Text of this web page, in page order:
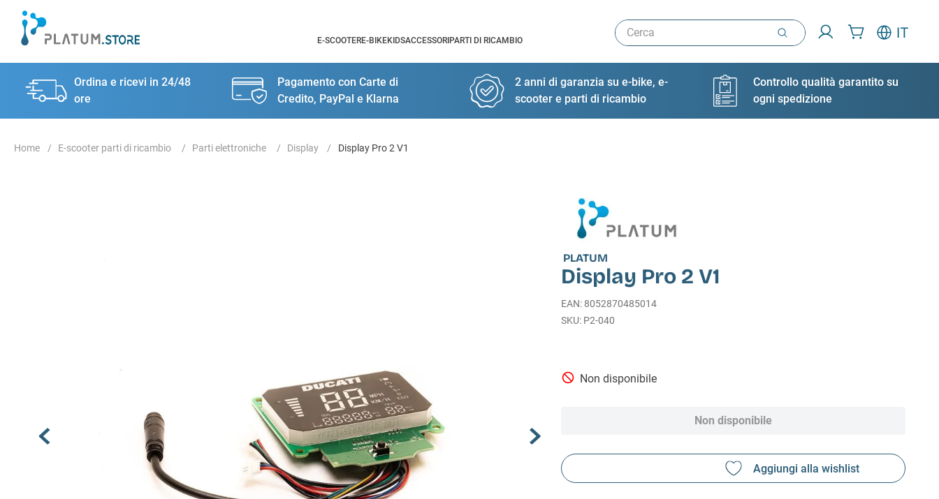
E-SCOOTERE-BIKEKIDSACCESSORI PARTI DI RICAMBIO
Cerca IT
Ordina e ricevi in 24/48
ore
Pagamento con Carte di
Credito, PayPal e Klarna
2 anni di garanzia su e-bike, e-
scooter e parti di ricambio
Controllo qualità garantito su
ogni spedizione
E-scooter parti di ricambio Parti elettroniche Display Display Pro 2 V1
PLATUM
Display Pro 2 V1
EAN: 8052870485014
P2-040
Non disponibile
Non disponibile